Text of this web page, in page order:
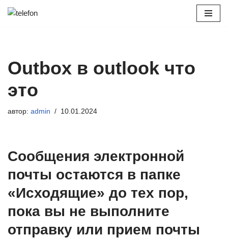
Outbox в outlook что
это
автор: admin 10.01.2024
Сообщения электронной
почты остаются в папке
«Исходящие» до тех пор,
пока вы не выполните
отправку или прием почты